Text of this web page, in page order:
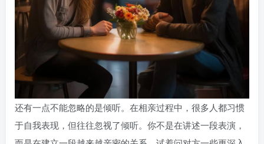
还有一点不能忽略的是倾听。在相亲过程中，很多人都习惯
于自我表现，但往往忽视了倾听。你不是在讲述一段表演，